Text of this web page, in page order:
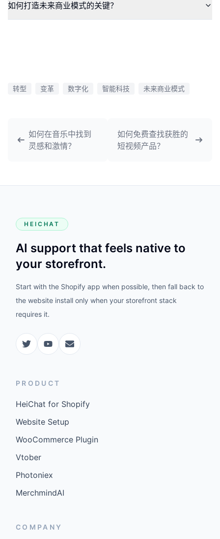
如何打造未来商业模式的关键？
转型 变革 数字化 智能科技 未来商业模式
如何在音乐中找到
灵感和激情？
如何免费查找获胜的
短视频产品？
HEICHAT
AI support that feels native to
your storefront.
Start with the Shopify app when possible, then fall back to
the website install only when your storefront stack
requires it.
PRODUCT
HeiChat for Shopify
Website Setup
WooCommerce Plugin
Vtober
Photoniex
MerchmindAI
COMPANY